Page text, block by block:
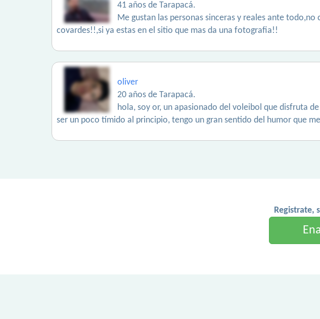
41 años de Tarapacá.
Me gustan las personas sinceras y reales ante
covardes!!,si ya estas en el sitio que mas da una fotografia!!
oliver
20 años de Tarapacá.
hola, soy or, un apasionado del voleibol que disfruta
ser un poco tímido al principio, tengo un gran sentido del humor que
Registrate,